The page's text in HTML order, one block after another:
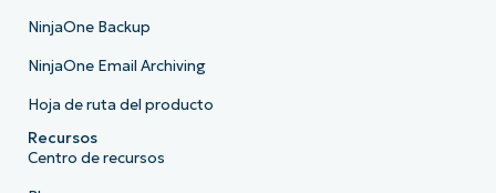
NinjaOne Backup
NinjaOne Email Archiving
Hoja de ruta del producto
Recursos
Centro de recursos